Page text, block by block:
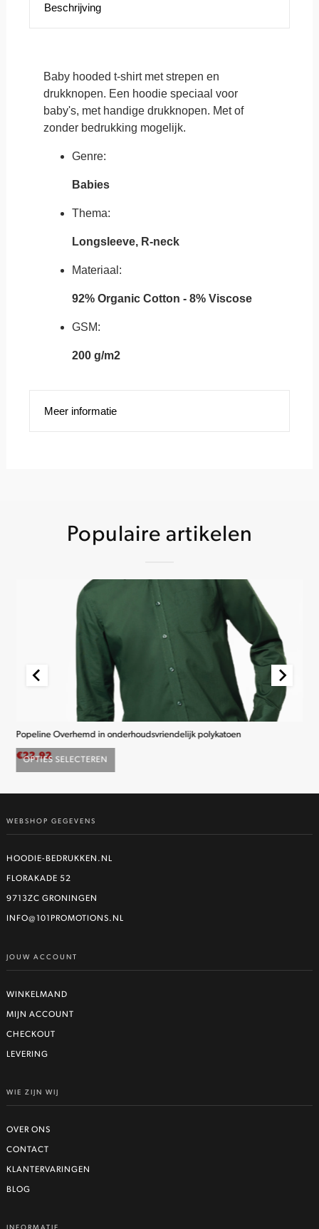
Hooded
kleuruitvoeringen
aantal
Beschrijving
Baby hooded t-shirt met strepen en
drukknopen. Een hoodie speciaal voor
baby's, met handige drukknopen. Met of
zonder bedrukking mogelijk.
Genre:
Babies
Thema:
Longsleeve, R-neck
Materiaal:
92% Organic Cotton - 8% Viscose
GSM:
200 g/m2
Meer informatie
Populaire artikelen
OPTIES SELECTEREN
product
meerdere
Deze
optie
gekozen
worden
Popeline Overhemd in onderhoudsvriendelijk polykatoen
€22,92
WEBSHOP GEGEVENS
HOODIE-BEDRUKKEN.NL
FLORAKADE 52
9713ZC GRONINGEN
INFO@101PROMOTIONS.NL
JOUW ACCOUNT
WINKELMAND
MIJN ACCOUNT
CHECKOUT
LEVERING
WIE ZIJN WIJ
OVER ONS
CONTACT
KLANTERVARINGEN
BLOG